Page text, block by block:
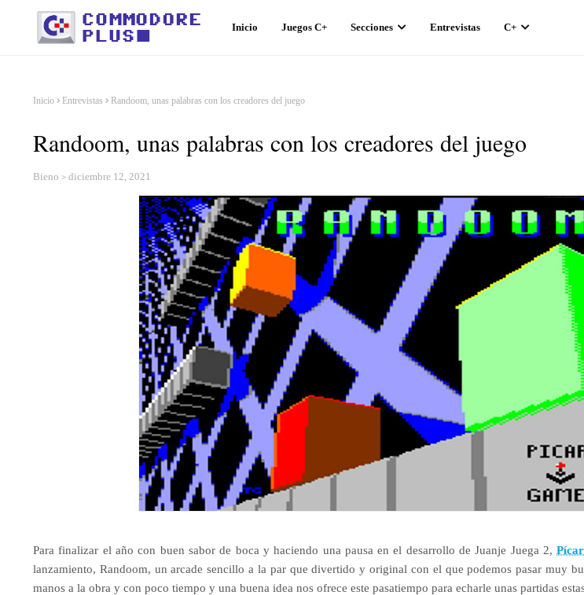
Inicio Juegos C+ Secciones Entrevistas C+
Inicio Entrevistas Randoom, unas palabras con los creadores del juego
Randoom, unas palabras con los creadores del juego
Bieno diciembre 12, 2021
Para finalizar el año con buen sabor de boca y haciendo una pausa en el desarrollo de Juanje Juega 2,
lanzamiento, Randoom, un arcade sencillo a la par que divertido y original con el que podemos pasar muy
manos a la obra y con poco tiempo y una buena idea nos ofrece este pasatiempo para echarle unas partidas